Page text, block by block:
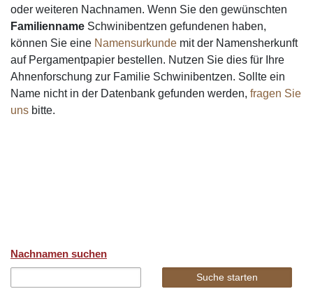
oder weiteren Nachnamen. Wenn Sie den gewünschten
Familienname Schwinibentzen gefundenen haben,
können Sie eine Namensurkunde mit der Namensherkunft
auf Pergamentpapier bestellen. Nutzen Sie dies für Ihre
Ahnenforschung zur Familie Schwinibentzen. Sollte ein
Name nicht in der Datenbank gefunden werden, fragen Sie
uns bitte.
Nachnamen suchen